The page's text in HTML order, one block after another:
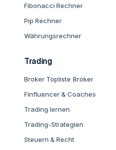
Fibonacci Rechner
Pip Rechner
Währungsrechner
Trading
Broker Topliste Broker
Finfluencer & Coaches
Trading lernen
Trading-Strategien
Steuern & Recht